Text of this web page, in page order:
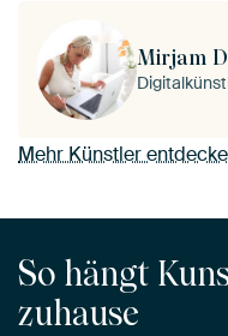
Mehr Künstler
Mirjam
So hängt
zuhause